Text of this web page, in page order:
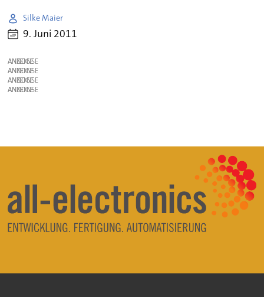
Silke Maier
9. Juni 2011
ANZEIGE
ANZEIGE
ANZEIGE
ANZEIGE